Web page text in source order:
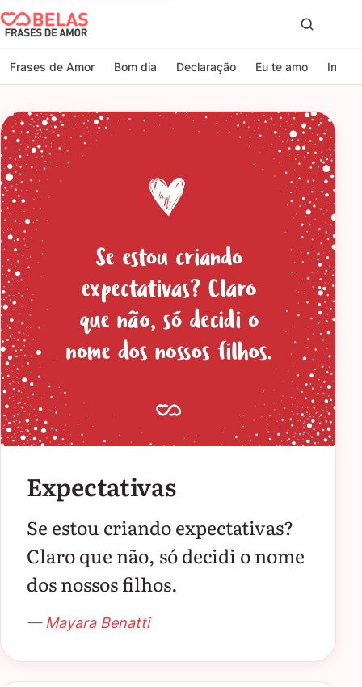
Belas Frases de Amor
Frases de Amor Bom dia Declaração Eu te amo
Expectativas
Se estou criando expectativas?
Claro que não, só decidi o nome
dos nossos filhos.
— Mayara Benatti